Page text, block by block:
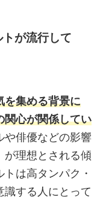
が流行して
を集める背景に
関心が関係してい
や俳優などの影響
が理想とされる傾
は高タンパク・
する人にとって